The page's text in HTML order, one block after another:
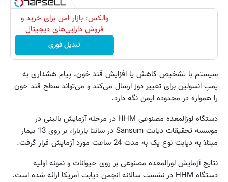
والکس: بازار امن برای خرید و
فروش دارایی‌های دیجیتال
تبدیل فوری
سیستم با تشخیص کاهش یا افزایش قند خون، پیام هشداری به
پمپ انسولین برای تغییر دوز ارسال می‌کند و می‌تواند سطح قند خون
را همواره در محدوده ایمن نگه دارد.
دستگاه لوزالمعده مصنوعی HHM‌ در مرحله آزمایش بالینی در
موسسه تحقیقات دیابت Sansum در سانتا باربارا، بر روی 13 بیمار
مبتلا به دیابت نوع یک به مدت 24 ساعت مورد آزمایش قرار گرفت.
نتایج آزمایش لوزالمعده مصنوعی بر روی حیوانات و نمونه اولیه
دستگاه HHM‌ در نشست سالانه انجمن دیابت آمریکا ارائه شده است.